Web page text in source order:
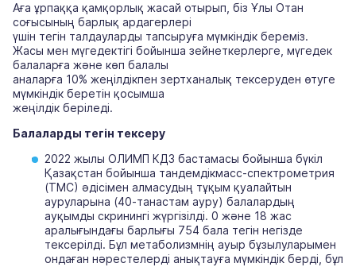
Аға ұрпаққа қамқорлық жасай отырып, біз Ұлы Отан
соғысының барлық ардагерлері
үшін тегін талдауларды тапсыруға мүмкіндік береміз.
Жасы мен мүгедектігі бойынша зейнеткерлерге, мүгедек
балаларға және көп балалы
аналарға 10% жеңілдікпен зертханалық тексеруден өтуге
мүмкіндік беретін қосымша
жеңілдік беріледі.
Балаларды тегін тексеру
2022 жылы ОЛИМП КДЗ бастамасы бойынша бүкіл
Қазақстан бойынша тандемдікмасс-спектрометрия
(ТМС) әдісімен алмасудың тұқым қуалайтын
ауруларына (40-танастам ауру) балалардың
ауқымды скринингі жүргізілді. 0 және 18 жас
аралығындағы барлығы 754 бала тегін негізде
тексерілді. Бұл метаболизмнің ауыр бұзылуларымен
ондаған нәрестелерді анықтауға мүмкіндік берді, бұл